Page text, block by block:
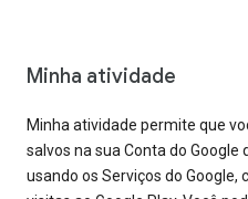
Minha atividade
Minha atividade permite que
salvos na sua Conta do
usando os Serviços do